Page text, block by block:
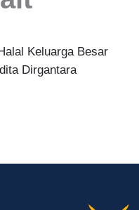
Keluarga Besar
Dirgantara